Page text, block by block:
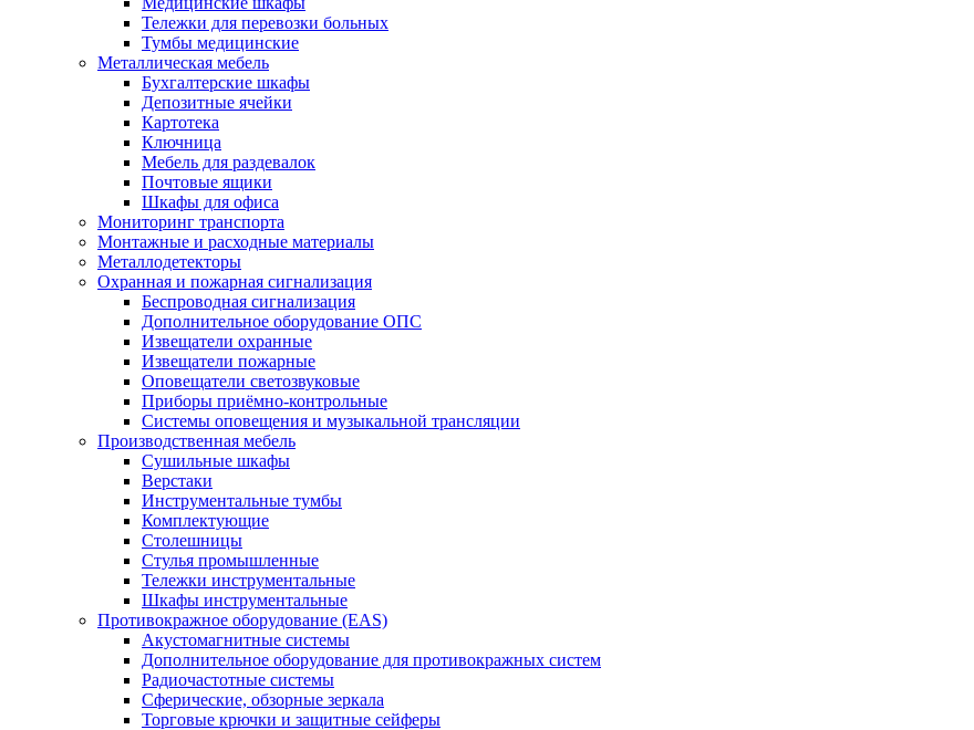
Тележки для перевозки больных
Тумбы медицинские
Металлическая мебель
Бухгалтерские шкафы
Депозитные ячейки
Картотека
Ключница
Мебель для раздевалок
Почтовые ящики
Шкафы для офиса
Мониторинг транспорта
Монтажные и расходные материалы
Металлодетекторы
Охранная и пожарная сигнализация
Беспроводная сигнализация
Дополнительное оборудование ОПС
Извещатели охранные
Извещатели пожарные
Оповещатели светозвуковые
Приборы приёмно-контрольные
Системы оповещения и музыкальной трансляции
Производственная мебель
Cушильные шкафы
Верстаки
Инструментальные тумбы
Комплектующие
Столешницы
Стулья промышленные
Тележки инструментальные
Шкафы инструментальные
Противокражное оборудование (EAS)
Акустомагнитные системы
Дополнительное оборудование для противокражных систем
Радиочастотные системы
Сферические, обзорные зеркала
Торговые крючки и защитные сейферы